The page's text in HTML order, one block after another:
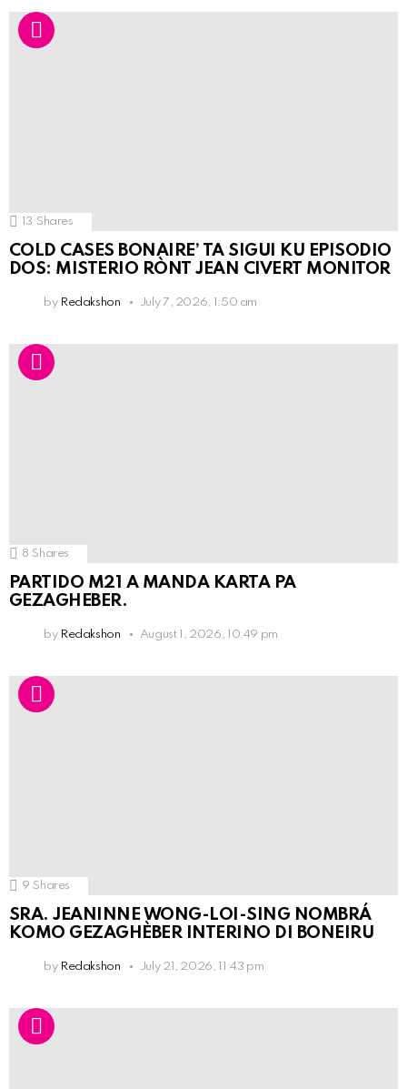
13 Shares
COLD CASES BONAIRE’ TA SIGUI KU EPISODIO
DOS: MISTERIO RÒNT JEAN CIVERT MONITOR
by Redakshon July 7, 2026, 1:50 am
8 Shares
PARTIDO M21 A MANDA KARTA PA
GEZAGHEBER.
by Redakshon August 1, 2026, 10:49 pm
9 Shares
SRA. JEANINNE WONG-LOI-SING NOMBRÁ
KOMO GEZAGHÈBER INTERINO DI BONEIRU
by Redakshon July 21, 2026, 11:43 pm